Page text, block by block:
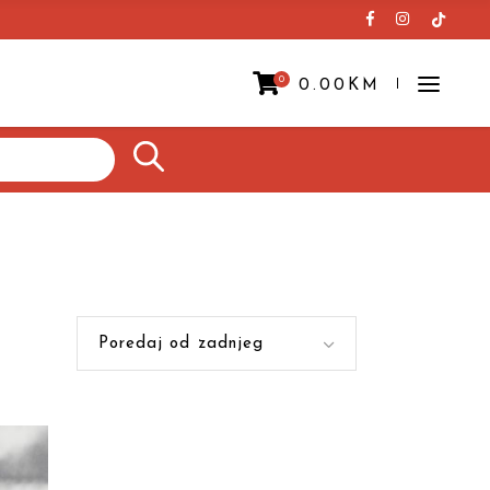
0 0.00 KM
Prazna korpa.
Poredaj od zadnjeg